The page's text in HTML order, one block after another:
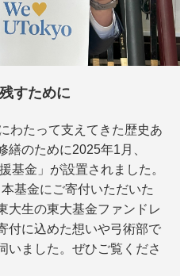
すために
わたって支えてきた歴史あ
繕のために2025年1月、
基金」が設置されました。
基金にご寄付いただいた
生の東大基金ファンドレ
付に込めた想いや弓術部で
いました。ぜひご覧くださ